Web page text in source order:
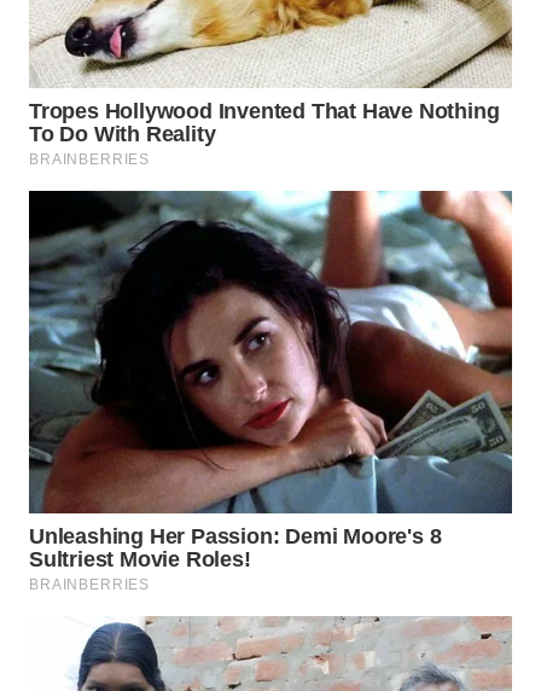
WN
NATUNA
WN
BINTAN
WN
MANDALIKA
WN
LIKUPANG
WN
LABUANBAJO
BORNEO
Wahana
WAHANA